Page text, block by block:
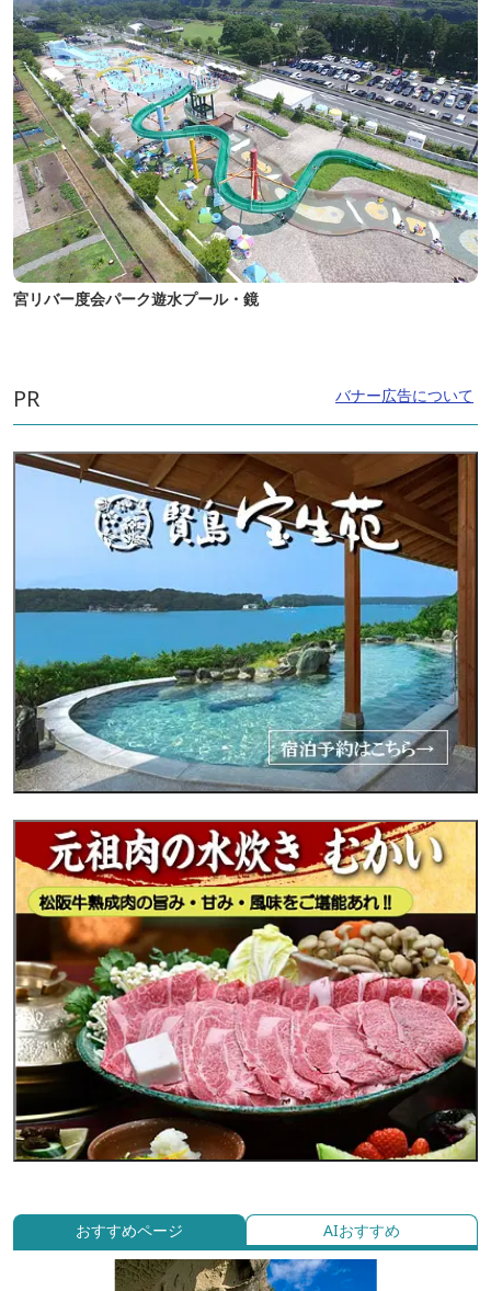
宮リバー度会パーク遊水プール・鏡
PR バナー広告について
おすすめページ AIおすすめ